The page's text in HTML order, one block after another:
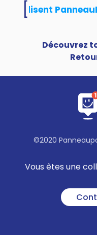
utilisent
Découvrez
©2020
Vous êtes une